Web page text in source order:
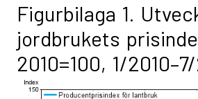
Figurbilaga 1.
jordbrukets
2010=100, 1/